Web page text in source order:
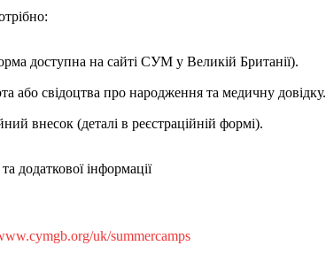
доступна на сайті СУМ у Великій Британії).
або свідоцтва про народження та медичну довідку.
внесок (деталі в реєстраційній формі).
додаткової інформації
uk/summercamps